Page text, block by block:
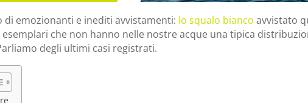
emozionanti e inediti avvistamenti: lo squalo bianco avvistato
che non hanno nelle nostre acque una tipica
degli ultimi casi registrati.